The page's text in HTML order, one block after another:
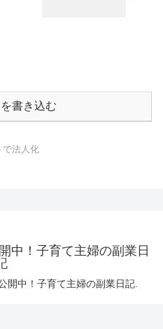
書き込む
で法人化
中！子育て主婦の副業日
開中！子育て主婦の副業日記.